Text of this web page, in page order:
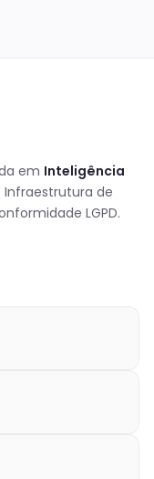
em Inteligência
. Infraestrutura de
LGPD.